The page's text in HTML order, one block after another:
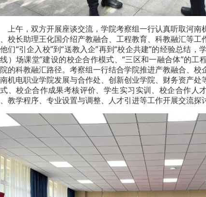
上午，双方开展座谈交流，学院考察组一行认真听取河南
校长助理王化国介绍产教融合、工程教育、科教融汇等工
们“引企入校”到“送教入企”再到“校企共建”的经验总结，
线）场课堂”建设的校企合作模式、“三区和一融合体”的
的科教融汇路径。考察组一行结合学院推进产教融合、校
机电职业学院发展与合作处、创新创业学院、财务资产处
、校企合作成果考核评价、学生实习实训、校企合作人
教学程序、专业设置与调整、人才引进等工作开展交流探